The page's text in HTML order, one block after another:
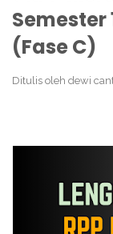
Semester
(Fase C)
Ditulis oleh dewi